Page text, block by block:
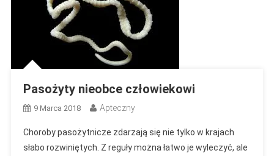
Pasożyty nieobce człowiekowi
9 Marca 2018 Apteczny
Choroby pasożytnicze zdarzają się nie tylko w krajach
słabo rozwiniętych. Z reguły można łatwo je wyleczyć, ale